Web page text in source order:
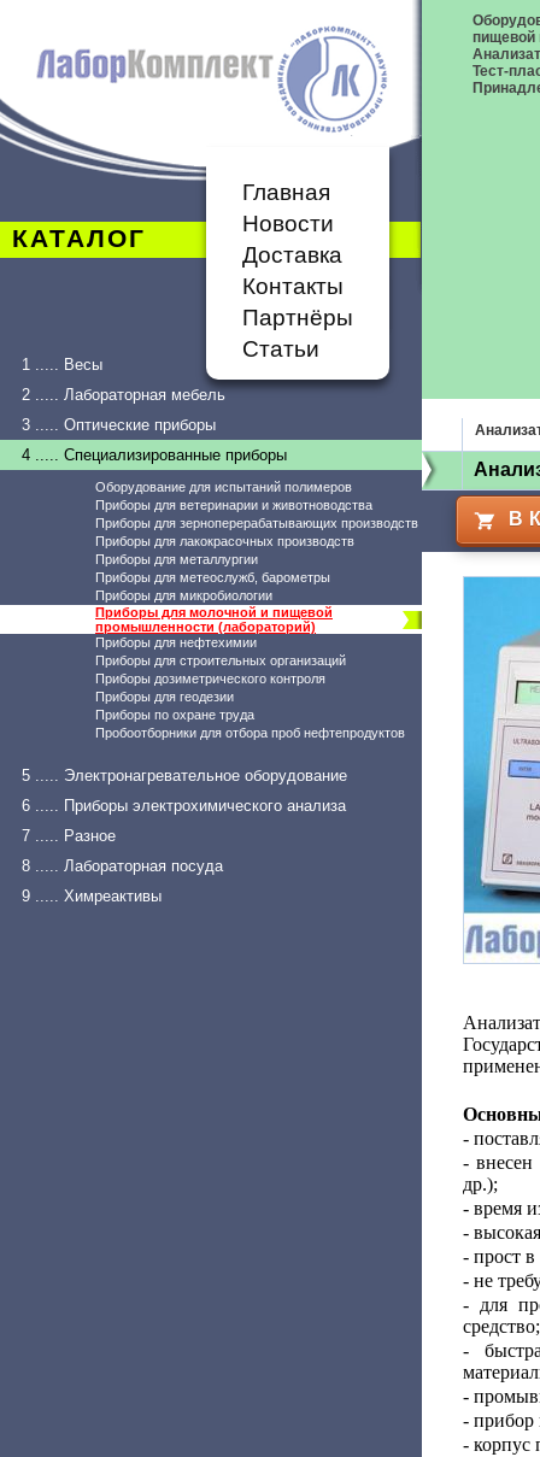
КАТАЛОГ
Главная
Новости
Доставка
Контакты
Партнёры
Статьи
1 ..... Весы
2 ..... Лабораторная мебель
3 ..... Оптические приборы
4 ..... Специализированные приборы
Оборудование для испытаний полимеров
Приборы для ветеринарии и животноводства
Приборы для зерноперерабатывающих производств
Приборы для лакокрасочных производств
Приборы для металлургии
Приборы для метеослужб, барометры
Приборы для микробиологии
Приборы для молочной и пищевой
промышленности (лабораторий)
Приборы для нефтехимии
Приборы для строительных организаций
Приборы дозиметрического контроля
Приборы для геодезии
Приборы по охране труда
Пробоотборники для отбора проб нефтепродуктов
5 ..... Электронагревательное оборудование
6 ..... Приборы электрохимического анализа
7 ..... Разное
8 ..... Лабораторная посуда
9 ..... Химреактивы
пищевой
Тест-
В
-
- внесен
др.);
- время
-
- прост в
- не
- для
средство;
-
-
- прибор
- корпус